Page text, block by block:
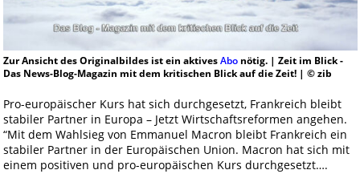
Zur Ansicht des Originalbildes ist ein aktivesAbonötig. | Zeit im Blick -
Das News-Blog-Magazin mit dem kritischen Blick auf die Zeit! | © zib
Pro-europäischer Kurs hat sich durchgesetzt, Frankreich bleibt
stabiler Partner in Europa – Jetzt Wirtschaftsreformen angehen.
“Mit dem Wahlsieg von Emmanuel Macron bleibt Frankreich ein
stabiler Partner in der Europäischen Union. Macron hat sich mit
einem positiven und pro-europäischen Kurs durchgesetzt….